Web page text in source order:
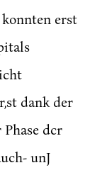
erst
dank der
dcr
unJ